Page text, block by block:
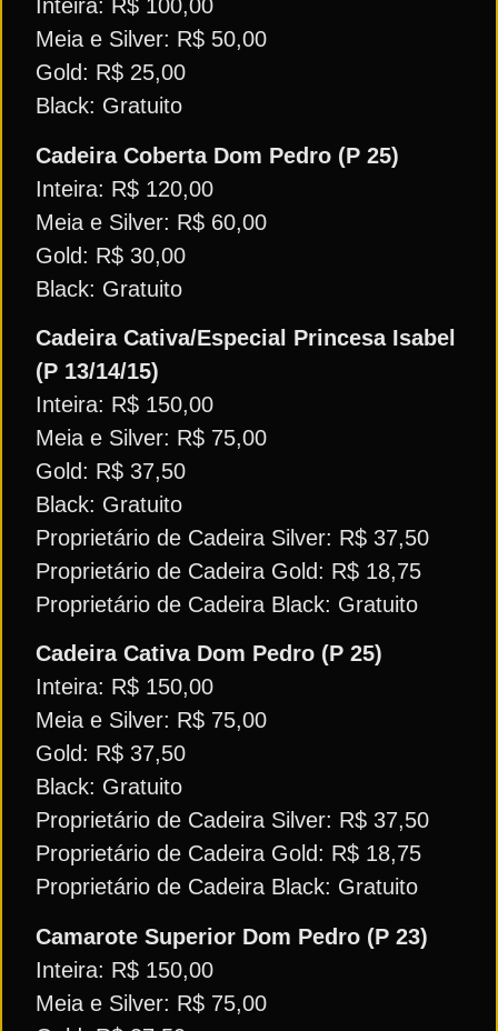
Inteira: R$ 100,00
Meia e Silver: R$ 50,00
Gold: R$ 25,00
Black: Gratuito
Cadeira Coberta Dom Pedro (P 25)
Inteira: R$ 120,00
Meia e Silver: R$ 60,00
Gold: R$ 30,00
Black: Gratuito
Cadeira Cativa/Especial Princesa Isabel
(P 13/14/15)
Inteira: R$ 150,00
Meia e Silver: R$ 75,00
Gold: R$ 37,50
Black: Gratuito
Proprietário de Cadeira Silver: R$ 37,50
Proprietário de Cadeira Gold: R$ 18,75
Proprietário de Cadeira Black: Gratuito
Cadeira Cativa Dom Pedro (P 25)
Inteira: R$ 150,00
Meia e Silver: R$ 75,00
Gold: R$ 37,50
Black: Gratuito
Proprietário de Cadeira Silver: R$ 37,50
Proprietário de Cadeira Gold: R$ 18,75
Proprietário de Cadeira Black: Gratuito
Camarote Superior Dom Pedro (P 23)
Inteira: R$ 150,00
Meia e Silver: R$ 75,00